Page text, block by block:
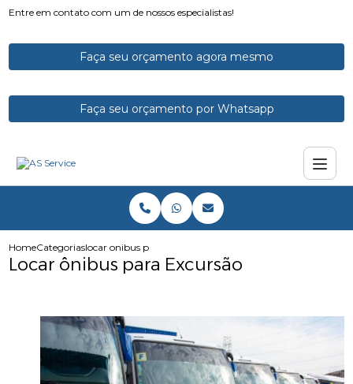
Entre em contato com um de nossos especialistas!
Faça seu orçamento agora mesmo
Faça seu orçamento por Whatsapp
HomeCategoriaslocar onibus para excursao
Locar ônibus para Excursão